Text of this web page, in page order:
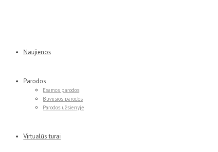
Naujienos
Parodos
Esamos parodos
Buvusios parodos
Parodos užsienyje
Virtualūs turai